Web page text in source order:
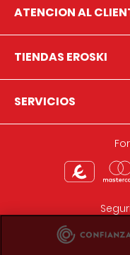
ATENCION AL
TIENDAS EROSKI
SERVICIOS